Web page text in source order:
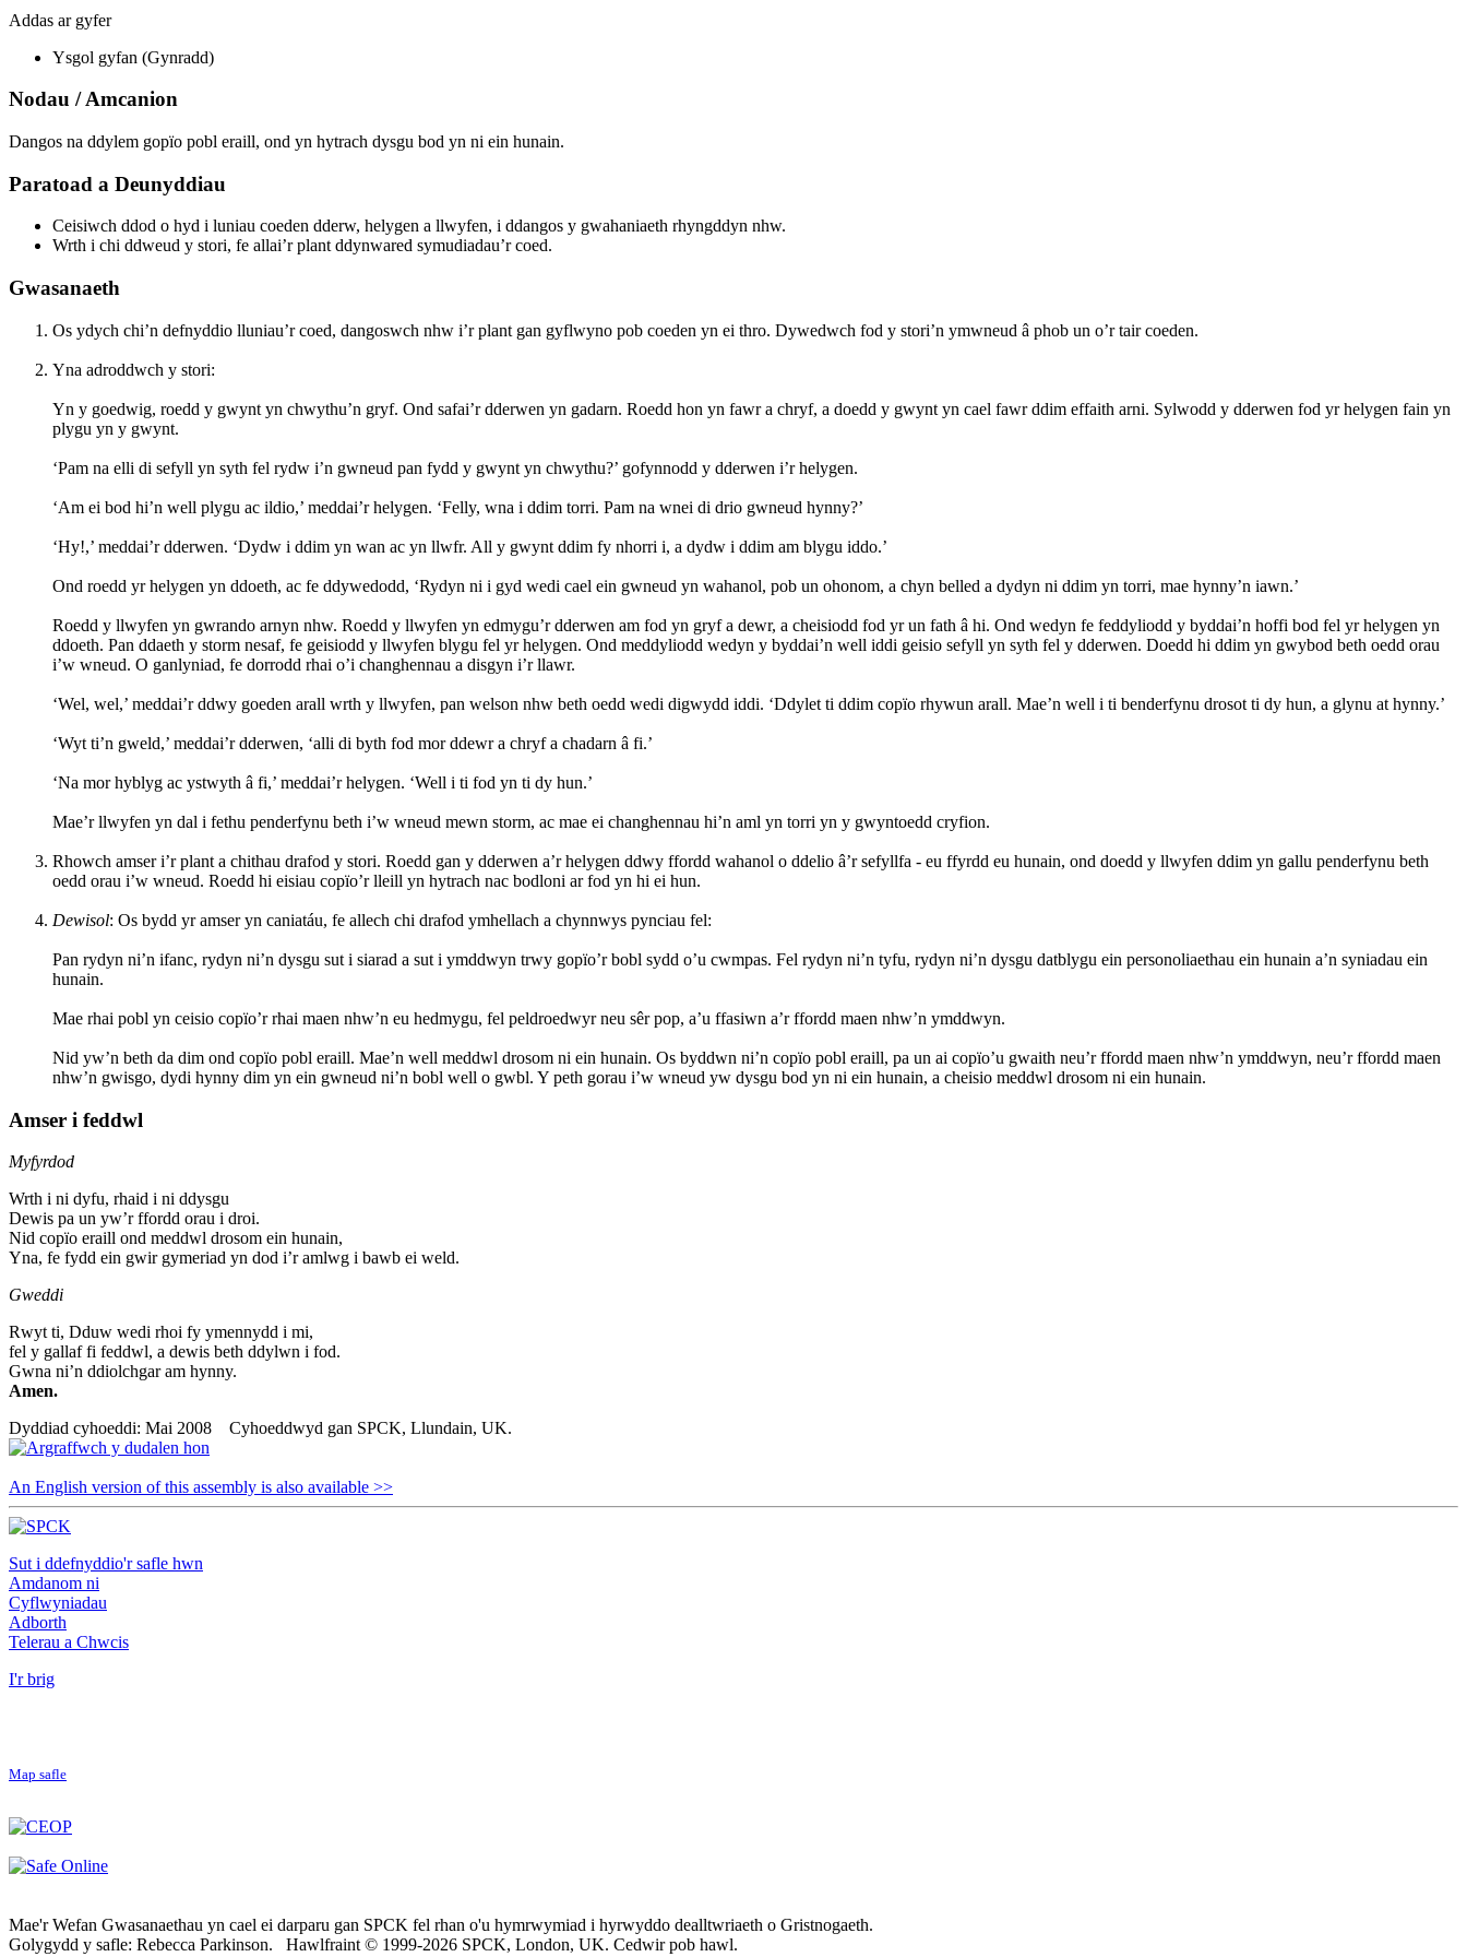
Addas ar gyfer
Ysgol gyfan (Gynradd)
Nodau / Amcanion
Dangos na ddylem gopïo pobl eraill, ond yn hytrach dysgu bod yn ni ein hunain.
Paratoad a Deunyddiau
Ceisiwch ddod o hyd i luniau coeden dderw, helygen a llwyfen, i ddangos y gwahaniaeth rhyngddyn nhw.
Wrth i chi ddweud y stori, fe allai’r plant ddynwared symudiadau’r coed.
Gwasanaeth
Os ydych chi’n defnyddio lluniau’r coed, dangoswch nhw i’r plant gan gyflwyno pob coeden yn ei thro. Dywedwch fod y stori’n ymwneud â phob un o’r tair coeden.
Yna adroddwch y stori:
Yn y goedwig, roedd y gwynt yn chwythu’n gryf. Ond safai’r dderwen yn gadarn. Roedd hon yn fawr a chryf, a doedd y gwynt yn cael fawr ddim effaith arni. Sylwodd y dderwen fod yr helygen fain yn
plygu yn y gwynt.
‘Pam na elli di sefyll yn syth fel rydw i’n gwneud pan fydd y gwynt yn chwythu?’ gofynnodd y dderwen i’r helygen.
‘Am ei bod hi’n well plygu ac ildio,’ meddai’r helygen. ‘Felly, wna i ddim torri. Pam na wnei di drio gwneud hynny?’
‘Hy!,’ meddai’r dderwen. ‘Dydw i ddim yn wan ac yn llwfr. All y gwynt ddim fy nhorri i, a dydw i ddim am blygu iddo.’
Ond roedd yr helygen yn ddoeth, ac fe ddywedodd, ‘Rydyn ni i gyd wedi cael ein gwneud yn wahanol, pob un ohonom, a chyn belled a dydyn ni ddim yn torri, mae hynny’n iawn.’
Roedd y llwyfen yn gwrando arnyn nhw. Roedd y llwyfen yn edmygu’r dderwen am fod yn gryf a dewr, a cheisiodd fod yr un fath â hi. Ond wedyn fe feddyliodd y byddai’n hoffi bod fel yr helygen yn
ddoeth. Pan ddaeth y storm nesaf, fe geisiodd y llwyfen blygu fel yr helygen. Ond meddyliodd wedyn y byddai’n well iddi geisio sefyll yn syth fel y dderwen. Doedd hi ddim yn gwybod beth oedd orau
i’w wneud. O ganlyniad, fe dorrodd rhai o’i changhennau a disgyn i’r llawr.
‘Wel, wel,’ meddai’r ddwy goeden arall wrth y llwyfen, pan welson nhw beth oedd wedi digwydd iddi. ‘Ddylet ti ddim copïo rhywun arall. Mae’n well i ti benderfynu drosot ti dy hun, a glynu at hynny.’
‘Wyt ti’n gweld,’ meddai’r dderwen, ‘alli di byth fod mor ddewr a chryf a chadarn â fi.’
‘Na mor hyblyg ac ystwyth â fi,’ meddai’r helygen. ‘Well i ti fod yn ti dy hun.’
Mae’r llwyfen yn dal i fethu penderfynu beth i’w wneud mewn storm, ac mae ei changhennau hi’n aml yn torri yn y gwyntoedd cryfion.
Rhowch amser i’r plant a chithau drafod y stori. Roedd gan y dderwen a’r helygen ddwy ffordd wahanol o ddelio â’r sefyllfa - eu ffyrdd eu hunain, ond doedd y llwyfen ddim yn gallu penderfynu beth
oedd orau i’w wneud. Roedd hi eisiau copïo’r lleill yn hytrach nac bodloni ar fod yn hi ei hun.
Dewisol: Os bydd yr amser yn caniatáu, fe allech chi drafod ymhellach a chynnwys pynciau fel:
Pan rydyn ni’n ifanc, rydyn ni’n dysgu sut i siarad a sut i ymddwyn trwy gopïo’r bobl sydd o’u cwmpas. Fel rydyn ni’n tyfu, rydyn ni’n dysgu datblygu ein personoliaethau ein hunain a’n syniadau ein
hunain.
Mae rhai pobl yn ceisio copïo’r rhai maen nhw’n eu hedmygu, fel peldroedwyr neu sêr pop, a’u ffasiwn a’r ffordd maen nhw’n ymddwyn.
Nid yw’n beth da dim ond copïo pobl eraill. Mae’n well meddwl drosom ni ein hunain. Os byddwn ni’n copïo pobl eraill, pa un ai copïo’u gwaith neu’r ffordd maen nhw’n ymddwyn, neu’r ffordd maen
nhw’n gwisgo, dydi hynny dim yn ein gwneud ni’n bobl well o gwbl. Y peth gorau i’w wneud yw dysgu bod yn ni ein hunain, a cheisio meddwl drosom ni ein hunain.
Amser i feddwl
Myfyrdod
Wrth i ni dyfu, rhaid i ni ddysgu
Dewis pa un yw’r ffordd orau i droi.
Nid copïo eraill ond meddwl drosom ein hunain,
Yna, fe fydd ein gwir gymeriad yn dod i’r amlwg i bawb ei weld.
Gweddi
Rwyt ti, Dduw wedi rhoi fy ymennydd i mi,
fel y gallaf fi feddwl, a dewis beth ddylwn i fod.
Gwna ni’n ddiolchgar am hynny.
Amen.
Dyddiad cyhoeddi: Mai 2008 Cyhoeddwyd gan SPCK, Llundain, UK.
An English version of this assembly is also available >>
Sut i ddefnyddio'r safle hwn
Amdanom ni
Cyflwyniadau
Adborth
Telerau a Chwcis
I'r brig
Map safle
Mae'r Wefan Gwasanaethau yn cael ei darparu gan SPCK fel rhan o'u hymrwymiad i hyrwyddo dealltwriaeth o Gristnogaeth.
Golygydd y safle: Rebecca Parkinson. Hawlfraint © 1999-2026 SPCK, London, UK. Cedwir pob hawl.